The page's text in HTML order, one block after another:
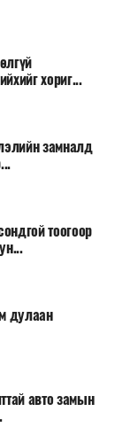
хориг...
замналд
тоогоор
дулаан
авто замын